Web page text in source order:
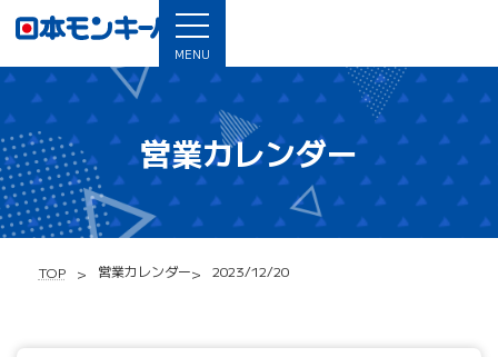
MENU
営業カレンダー
TOP 営業カレンダー 2023/12/20